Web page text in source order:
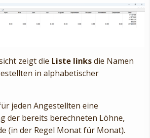
zeigt die Liste linksdie Namen
in alphabetischer
jeden Angestellten eine
der bereits berechneten Löhne,
(in der Regel Monat für Monat).